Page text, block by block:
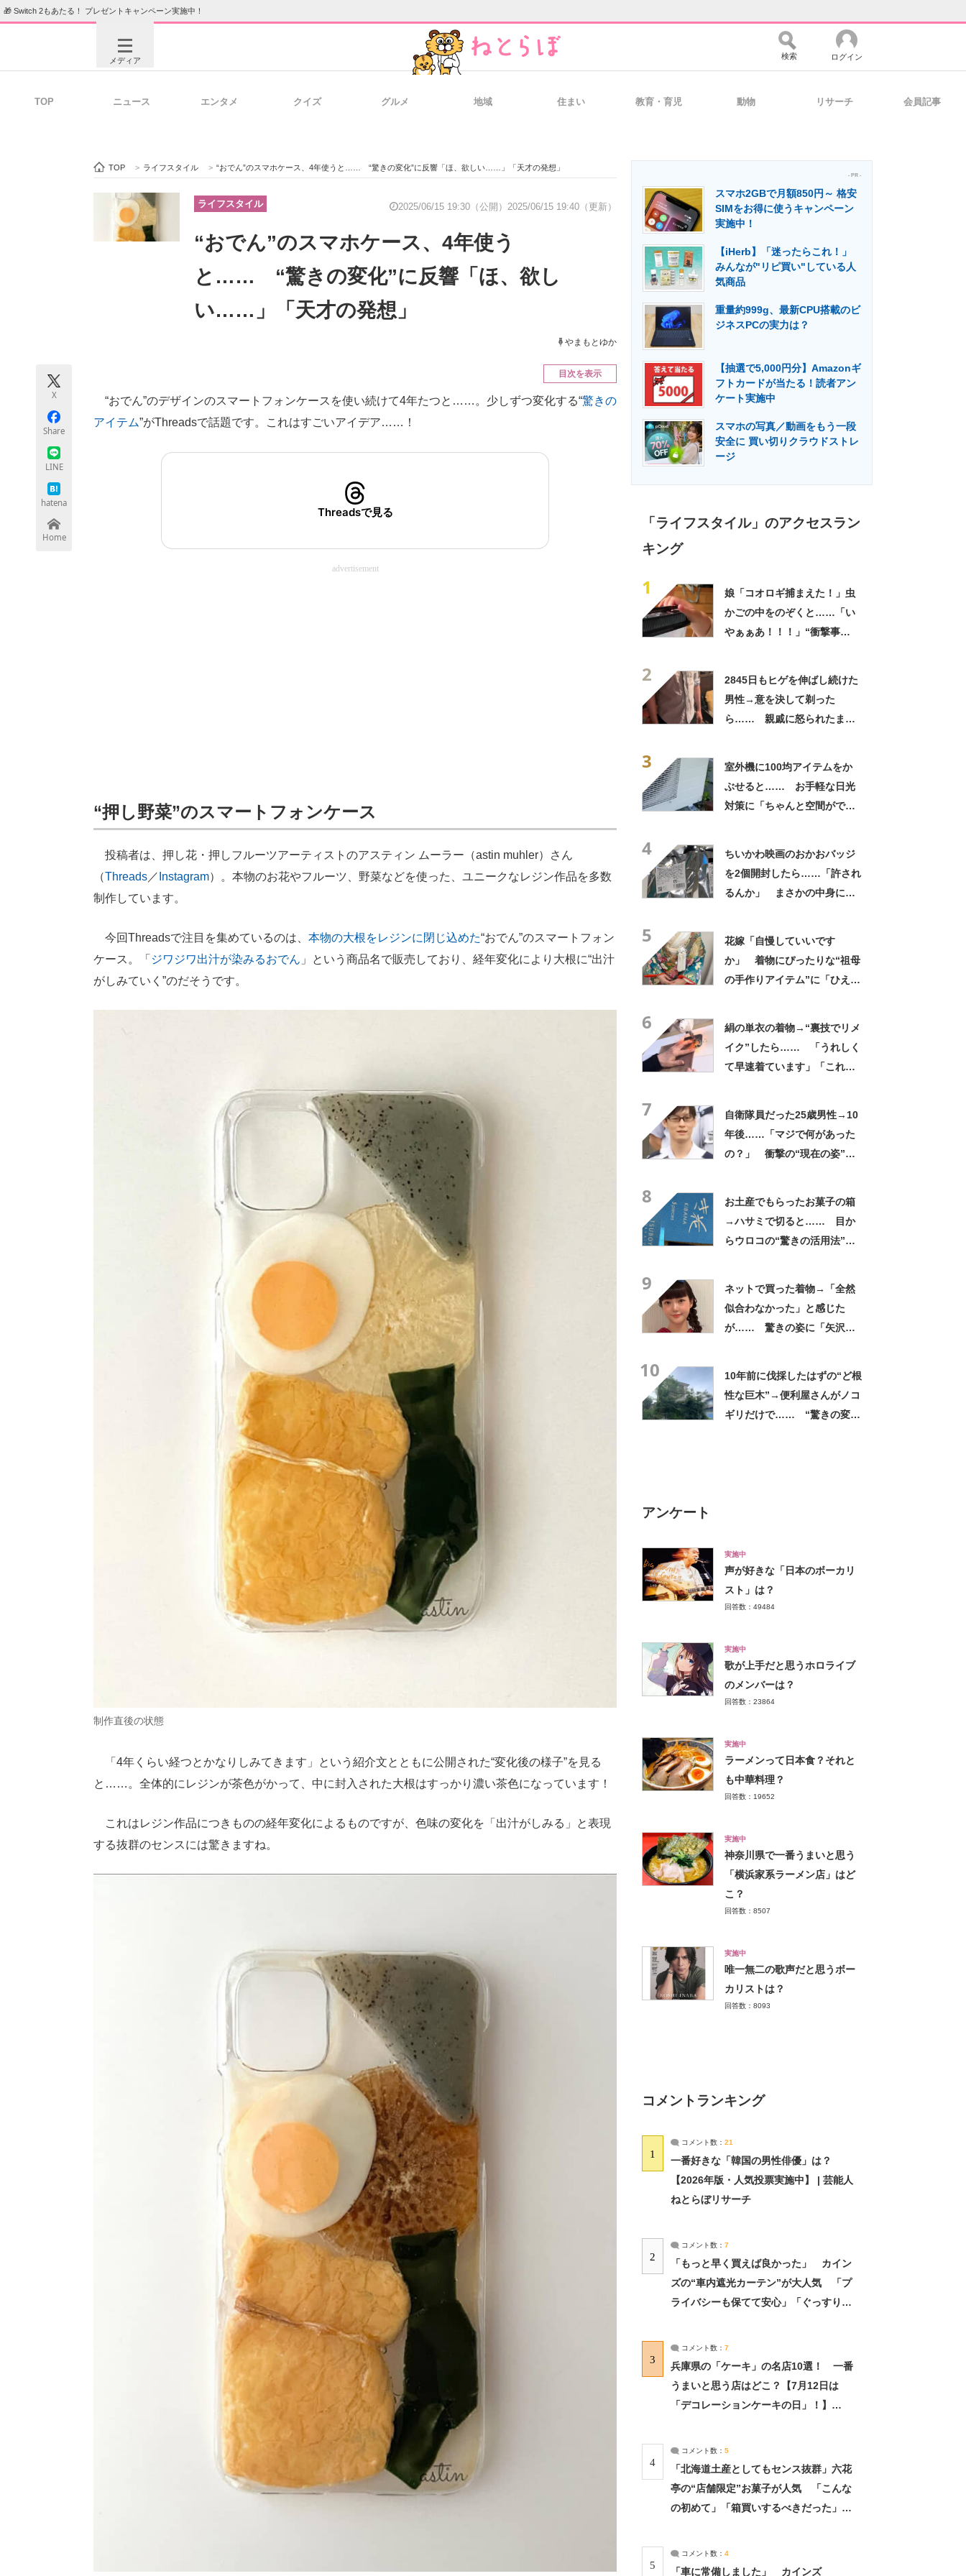
🎁 Switch 2もあたる！ プレゼントキャンペーン実施中！
メディア
ビジネスと働き方のヒント 経営リーダーのコミュニティ マーケ×ITの今がよく分かる
企業向けIT製品の総合サイト IT製品の技術・比較・事例 製造業のIT導入・活用を支援
エネルギーの専門メディア 建設×テクノロジーの最前線
ちょっと気になるネットの話題
検索 ログイン
TOP ニュース エンタメ クイズ グルメ 地域 住まい 教育・育児 動物 リサーチ 会員記事
TOP > ライフスタイル > “おでん”のスマホケース、4年使うと…… “驚きの変化”に反響「ほ、欲しい……」「天才の発想」
ライフスタイル 2025/06/15 19:30（公開） 2025/06/15 19:40（更新）
“おでん”のスマホケース、4年使う
と…… “驚きの変化”に反響「ほ、欲し
い……」「天才の発想」
やまもとゆか
X
Share
LINE
hatena
Home
目次を表示
“おでん”のデザインのスマートフォンケースを使い続けて4年たつと……。少しずつ変化する“驚きの
アイテム”がThreadsで話題です。これはすごいアイデア……！
Threadsで見る
advertisement
“押し野菜”のスマートフォンケース
投稿者は、押し花・押しフルーツアーティストのアスティン ムーラー（astin muhler）さん
（Threads ／ Instagram）。本物のお花やフルーツ、野菜などを使った、ユニークなレジン作品を多数
制作しています。
今回Threadsで注目を集めているのは、 本物の大根をレジンに閉じ込めた“おでん”のスマートフォン
ケース。「 ジワジワ出汁が染みるおでん 」という商品名で販売しており、経年変化により大根に“出汁
がしみていく”のだそうです。
制作直後の状態
「4年くらい経つとかなりしみてきます」という紹介文とともに公開された“変化後の様子”を見る
と……。全体的にレジンが茶色がかって、中に封入された大根はすっかり濃い茶色になっています！
これはレジン作品につきものの経年変化によるものですが、色味の変化を「出汁がしみる」と表現
する抜群のセンスには驚きますね。
- PR -
スマホ2GBで月額850円～ 格安
SIMをお得に使うキャンペーン
実施中！
【iHerb】「迷ったらこれ！」
みんなが"リピ買い"している人
気商品
重量約999g、最新CPU搭載のビ
ジネスPCの実力は？
【抽選で5,000円分】Amazonギ
フトカードが当たる！読者アン
ケート実施中
スマホの写真／動画をもう一段
安全に 買い切りクラウドストレ
ージ
「ライフスタイル」のアクセスラン
キング
1
娘「コオロギ捕まえた！」虫
かごの中をのぞくと……「い
やぁぁあ！！！」“衝撃事
2
2845日もヒゲを伸ばし続けた
男性→意を決して剃った
ら…… 親戚に怒られたまさ
3
室外機に100均アイテムをか
ぶせると…… お手軽な日光
対策に「ちゃんと空間ができ
4
ちいかわ映画のおかおバッジ
を2個開封したら……「許され
るんか」 まさかの中身に
5
花嫁「自慢していいです
か」 着物にぴったりな“祖母
の手作りアイテム”に「ひえ
6
絹の単衣の着物→“裏技でリメ
イク”したら…… 「うれしく
て早速着ています」「これか
7
自衛隊員だった25歳男性→10
年後……「マジで何があった
の？」 衝撃の“現在の姿”が
8
お土産でもらったお菓子の箱
→ハサミで切ると…… 目か
らウロコの“驚きの活用法”に
9
ネットで買った着物→「全然
似合わなかった」と感じた
が…… 驚きの姿に「矢沢あ
10
10年前に伐採したはずの“ど根
性な巨木”→便利屋さんがノコ
ギリだけで…… “驚きの変
アンケート
実施中
声が好きな「日本のボーカリ
スト」は？
回答数：49484
実施中
歌が上手だと思うホロライブ
のメンバーは？
回答数：23864
実施中
ラーメンって日本食？それと
も中華料理？
回答数：19652
実施中
神奈川県で一番うまいと思う
「横浜家系ラーメン店」はど
こ？
回答数：8507
実施中
唯一無二の歌声だと思うボー
カリストは？
回答数：8093
コメントランキング
1
コメント数： 21
一番好きな「韓国の男性俳優」は？
【2026年版・人気投票実施中】 | 芸能人
ねとらぼリサーチ
2
コメント数： 7
「もっと早く買えば良かった」 カイン
ズの“車内遮光カーテン”が大人気 「プ
ライバシーも保てて安心」「ぐっすり眠
3
コメント数： 7
兵庫県の「ケーキ」の名店10選！ 一番
うまいと思う店はどこ？【7月12日は
「デコレーションケーキの日」！】
4
コメント数： 5
「北海道土産としてもセンス抜群」六花
亭の“店舗限定”お菓子が人気 「こんな
の初めて」「箱買いするべきだった」
5
コメント数： 4
「車に常備しました」 カインズ